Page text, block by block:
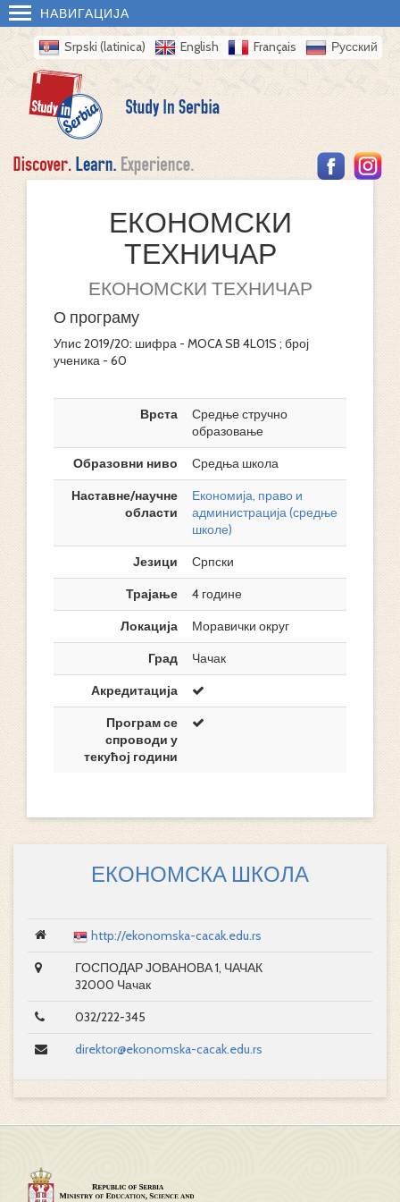
НАВИГАЦИЈА
Srpski (latinica) English Français Русский
ЕКОНОМСКИ
ТЕХНИЧАР
ЕКОНОМСКИ ТЕХНИЧАР
О програму
Упис 2019/20: шифра - MOCA SB 4L01S ; број
ученика - 60
Врста
Средње стручно
образовање
Образовни ниво
Средња школа
Наставне/научне
области
Економија, право и
администрација (средње
школе)
Језици
Српски
Трајање
4 године
Локација
Моравички округ
Град
Чачак
Акредитација
Програм се
спроводи у
текућој години
ЕКОНОМСКА ШКОЛА
http://ekonomska-cacak.edu.rs
ГОСПОДАР ЈОВАНОВА 1, ЧАЧАК
32000 Чачак
032/222-345
direktor@ekonomska-cacak.edu.rs